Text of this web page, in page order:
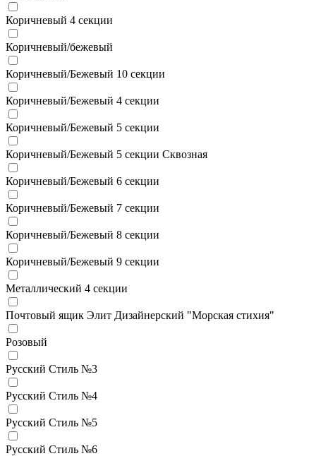
Коричневый 4 секции
Коричневый/бежевый
Коричневый/Бежевый 10 секции
Коричневый/Бежевый 4 секции
Коричневый/Бежевый 5 секции
Коричневый/Бежевый 5 секции Сквозная
Коричневый/Бежевый 6 секции
Коричневый/Бежевый 7 секции
Коричневый/Бежевый 8 секции
Коричневый/Бежевый 9 секции
Металлический 4 секции
Почтовый ящик Элит Дизайнерский "Морская стихия"
Розовый
Русский Стиль №3
Русский Стиль №4
Русский Стиль №5
Русский Стиль №6